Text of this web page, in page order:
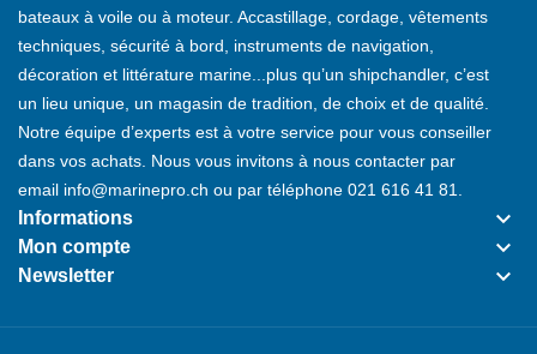
bateaux à voile ou à moteur. Accastillage, cordage, vêtements
techniques, sécurité à bord, instruments de navigation,
décoration et littérature marine...plus qu’un shipchandler, c’est
un lieu unique, un magasin de tradition, de choix et de qualité.
Notre équipe d’experts est à votre service pour vous conseiller
dans vos achats. Nous vous invitons à nous contacter par
email info@marinepro.ch ou par téléphone 021 616 41 81
Informations keyboard_arrow_down
Mon compte keyboard_arrow_down
Newsletter keyboard_arrow_down